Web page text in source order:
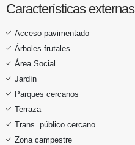
Características externas
Acceso pavimentado
Árboles frutales
Área Social
Jardín
Parques cercanos
Terraza
Trans. público cercano
Zona campestre